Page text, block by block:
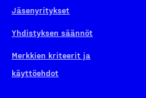
Jäsenyritykset
Yhdistyksen säännöt
Merkkien kriteerit ja
käyttöehdot